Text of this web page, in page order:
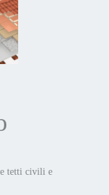
tetti civili e